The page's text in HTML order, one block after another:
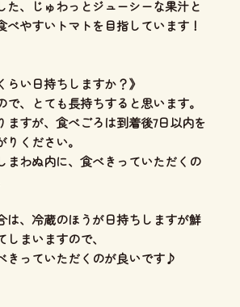
た、じゅわっとジューシーな果汁と
べやすいトマトを目指しています！
らい日持ちしますか？》
で、とても長持ちすると思います。
ますが、食べごろは到着後7日以内を
ください。
まわぬ内に、食べきっていただくの
、冷蔵のほうが日持ちしますが鮮
まいますので、
きっていただくのが良いです♪